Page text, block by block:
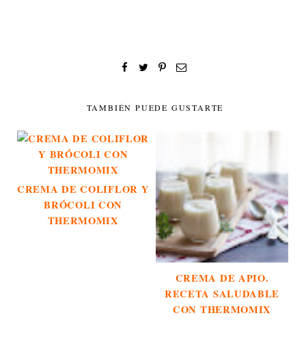
TAMBIÉN PUEDE GUSTARTE
CREMA DE COLIFLOR Y
BRÓCOLI CON
THERMOMIX
CREMA DE APIO.
RECETA SALUDABLE
CON THERMOMIX